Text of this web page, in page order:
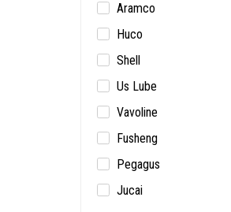
Aramco
Huco
Shell
Us Lube
Vavoline
Fusheng
Pegagus
Jucai